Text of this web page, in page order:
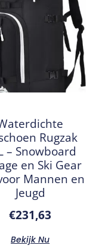
Rugzak
– Snowboard
en Ski Gear
Mannen en
Jeugd
€231,63
Bekijk Nu